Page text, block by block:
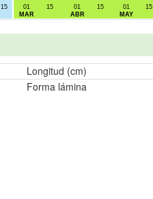
15
01
MAR
15
01
ABR
15
01
MAY
15
Longitud (cm)
Forma lámina